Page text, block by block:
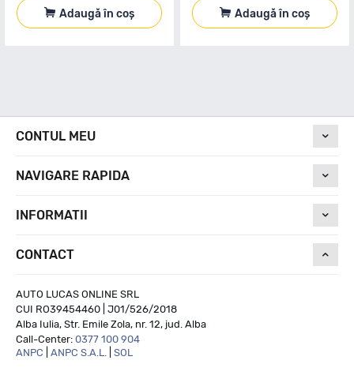
Adaugă în coș Adaugă în coș
CONTUL MEU
NAVIGARE RAPIDA
INFORMATII
CONTACT
AUTO LUCAS ONLINE SRL
CUI RO39454460 | J01/526/2018
Alba Iulia, Str. Emile Zola, nr. 12, jud. Alba
Call-Center: 0377 100 904
ANPC
ANPC S.A.L. SOL